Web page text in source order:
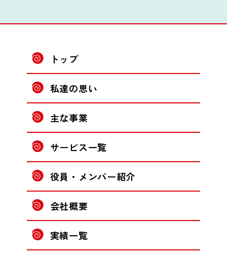
トップ
私達の思い
主な事業
サービス一覧
役員・メンバー紹介
会社概要
実績一覧